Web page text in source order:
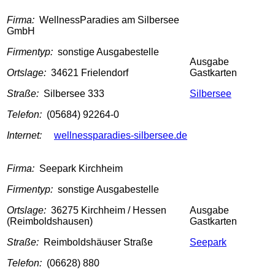
Firma: WellnessParadies am Silbersee
GmbH
Firmentyp: sonstige Ausgabestelle
Ortslage: 34621 Frielendorf
Straße: Silbersee 333
Telefon: (05684) 92264-0
Internet:
wellnessparadies-silbersee.de
Ausgabe
Gastkarten
Silbersee
Firma: Seepark Kirchheim
Firmentyp: sonstige Ausgabestelle
Ortslage: 36275 Kirchheim / Hessen
(Reimboldshausen)
Straße: Reimboldshäuser Straße
Telefon: (06628) 880
Ausgabe
Gastkarten
Seepark